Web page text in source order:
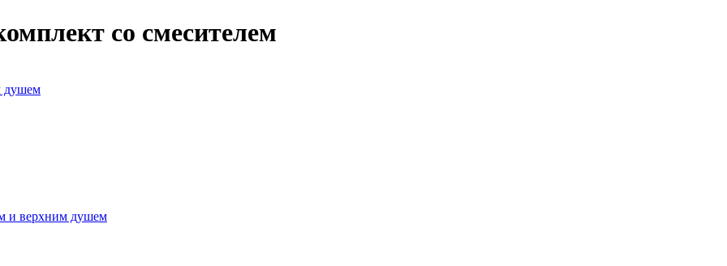
душем
со смесителем
и верхним душем